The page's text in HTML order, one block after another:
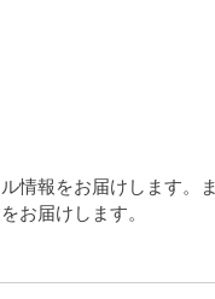
情報をお届けします。
お届けします。